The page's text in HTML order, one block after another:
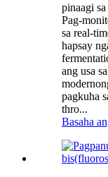
pinaagi
Pag-
sa real-
hapsay
ang usa
pagkuha
thro...
Basaha